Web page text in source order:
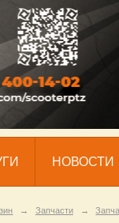
НОВОСТИ
→ Запчасти →